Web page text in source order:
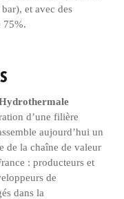
et avec des
75%.
d’une filière
aujourd’hui un
de la chaîne de valeur
: producteurs et
de
dans la